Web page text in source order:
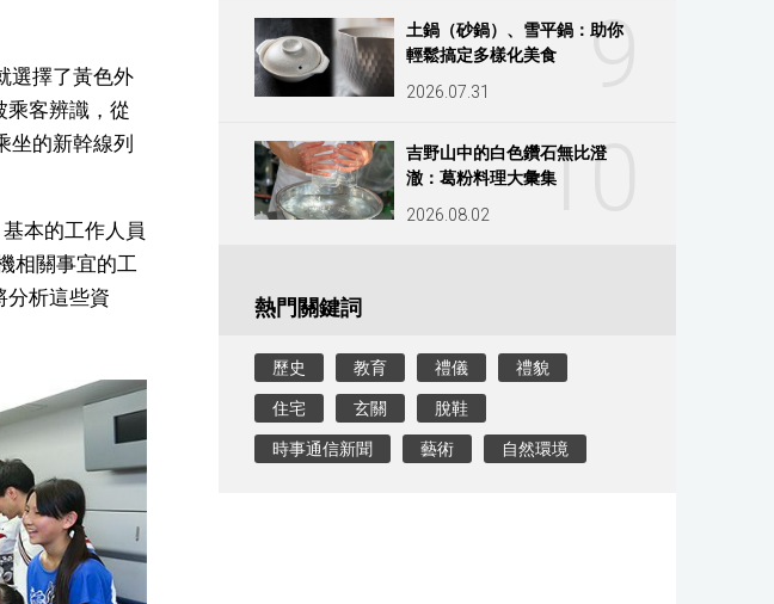
選擇了黃色外
乘客辨識，從
坐的新幹線列
本的工作人員
相關事宜的工
分析這些資
9
土鍋（砂鍋）、雪平鍋：助你
輕鬆搞定多樣化美食
2026.07.31
10
吉野山中的白色鑽石無比澄
澈：葛粉料理大彙集
2026.08.02
熱門關鍵詞
歷史 教育 禮儀 禮貌
住宅 玄關 脫鞋
時事通信新聞 藝術 自然環境